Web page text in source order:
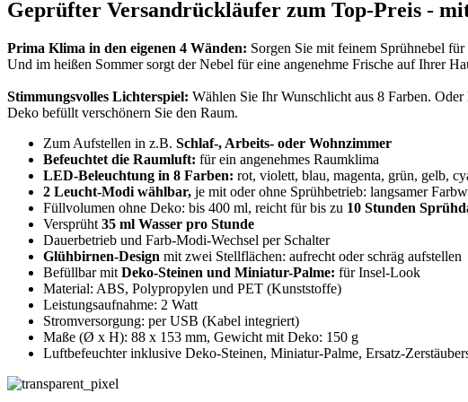
Geprüfter Versandrückläufer zum Top-Preis -
Prima Klima in den eigenen 4 Wänden: Sorgen Sie mit feinem Sprühnebel
Und im heißen Sommer sorgt der Nebel für eine angenehme Frische auf Ihrer
Stimmungsvolles Lichterspiel: Wählen Sie Ihr Wunschlicht aus 8 Farben.
Deko befüllt verschönern Sie den Raum.
Zum Aufstellen in z.B. Schlaf-, Arbeits- oder Wohnzimmer
Befeuchtet die Raumluft: für ein angenehmes Raumklima
LED-Beleuchtung in 8 Farben: rot, violett, blau, magenta, grün, gelb,
2 Leucht-Modi wählbar, je mit oder ohne Sprühbetrieb: langsamer
Füllvolumen ohne Deko: bis 400 ml, reicht für bis zu 10 Stunden
Versprüht 35 ml Wasser pro Stunde
Dauerbetrieb und Farb-Modi-Wechsel per Schalter
Glühbirnen-Design mit zwei Stellflächen: aufrecht oder schräg aufstellen
Befüllbar mit Deko-Steinen und Miniatur-Palme: für Insel-Look
Material: ABS, Polypropylen und PET (Kunststoffe)
Leistungsaufnahme: 2 Watt
Stromversorgung: per USB (Kabel integriert)
Maße (Ø x H): 88 x 153 mm, Gewicht mit Deko: 150 g
Luftbefeuchter inklusive Deko-Steinen, Miniatur-Palme, Ersatz-